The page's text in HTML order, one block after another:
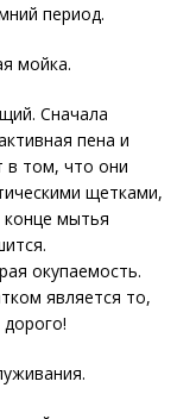
период.
мойка.
Сначала
пена и
в том, что они
щетками,
мытья
окупаемость.
является то,